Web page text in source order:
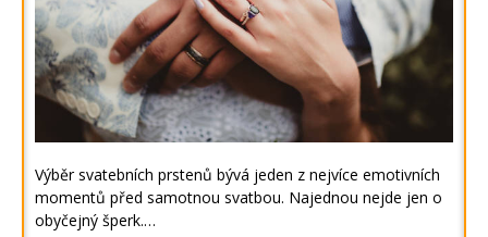
Výběr svatebních prstenů bývá jeden z nejvíce emotivních
momentů před samotnou svatbou. Najednou nejde jen o
obyčejný šperk.…